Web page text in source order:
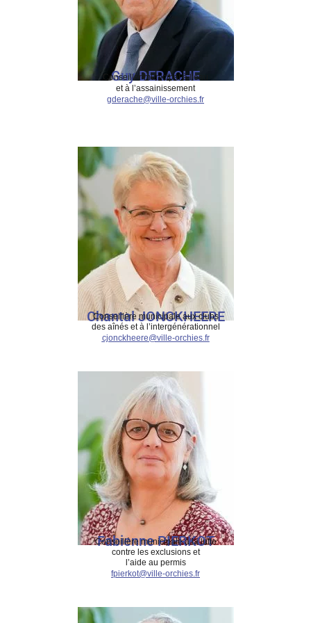
Guy DERACHE
Conseiller municipal à l’eau
et à l’assainissement
gderache@ville-orchies.fr
Chantal JONCKHEERE
Conseillère municipale aux clubs
des aînés et à l’intergénérationnel
cjonckheere@ville-orchies.fr
Fabienne PIERKOT
Conseillère municipale à la lutte
contre les exclusions et
l’aide au permis
fpierkot@ville-orchies.fr